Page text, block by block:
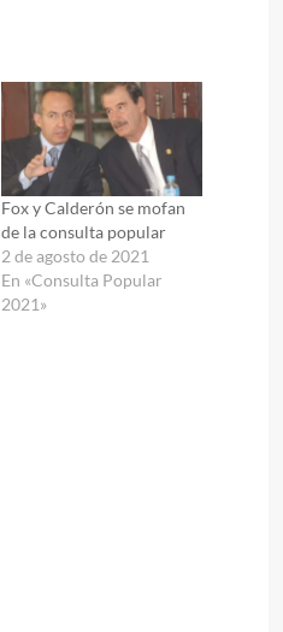
Fox y Calderón se mofan
de la consulta popular
2 de agosto de 2021
En «Consulta Popular
2021»